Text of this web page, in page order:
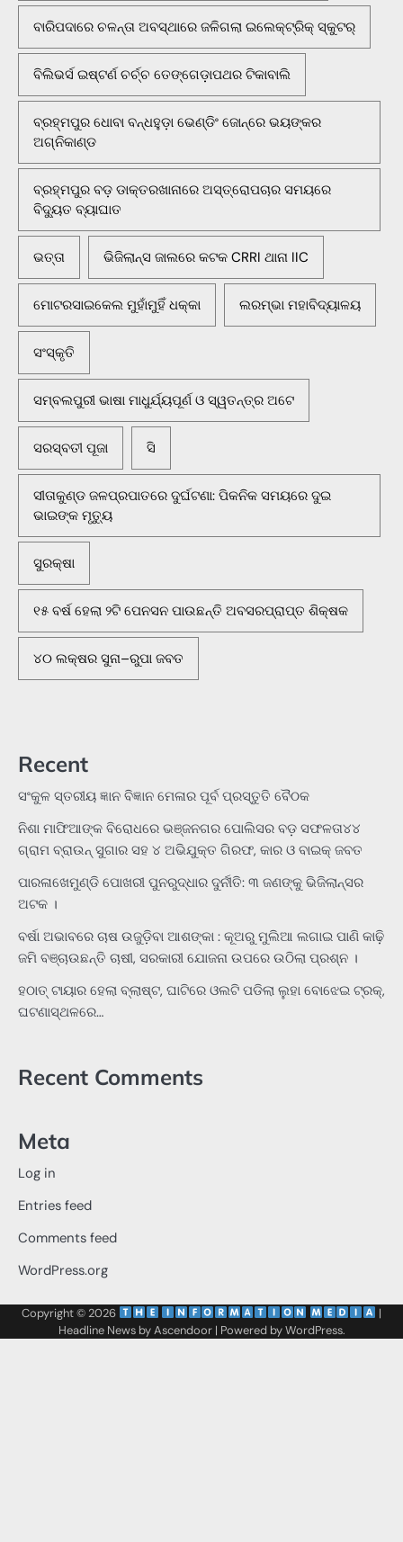
ବାରିପଦାରେ ଚଳନ୍ତା ଅବସ୍ଥାରେ ଜଳିଗଲା ଇଲେକ୍ଟ୍ରିକ୍ ସ୍କୁଟର୍
ବିଲିଭର୍ସ ଇଷ୍ଟର୍ଣ ଚର୍ଚ୍ଚ ତେଙ୍ଗେଡ଼ାପଥର ଟିକାବାଲି
ବ୍ରହ୍ମପୁର ଧୋବା ବନ୍ଧହୁଡ଼ା ଭେଣ୍ଡିଂ ଜୋନ୍‌ରେ ଭୟଙ୍କର
ଅଗ୍ନିକାଣ୍ଡ
ବ୍ରହ୍ମପୁର ବଡ଼ ଡାକ୍ତରଖାନାରେ ଅସ୍ତ୍ରୋପଚାର ସମୟରେ
ବିଦ୍ୟୁତ ବ୍ୟାଘାତ
ଭତ୍ତା ଭିଜିଲାନ୍ସ ଜାଲରେ କଟକ CRRI ଥାନା IIC
ମୋଟରସାଇକେଲ ମୁହାଁମୁହିଁ ଧକ୍କା ଲରମ୍ଭା ମହାବିଦ୍ୟାଳୟ
ସଂସ୍କୃତି
ସମ୍ବଲପୁରୀ ଭାଷା ମାଧୁର୍ଯ୍ୟପୂର୍ଣ ଓ ସ୍ୱତନ୍ତ୍ର ଅଟେ
ସରସ୍ବତୀ ପୂଜା ସି
ସୀତାକୁଣ୍ଡ ଜଳପ୍ରପାତରେ ଦୁର୍ଘଟଣା: ପିକନିକ ସମୟରେ ଦୁଇ
ଭାଇଙ୍କ ମୃତ୍ୟୁ
ସୁରକ୍ଷା
୧୫ ବର୍ଷ ହେଲା ୨ଟି ପେନସନ ପାଉଛନ୍ତି ଅବସରପ୍ରାପ୍ତ ଶିକ୍ଷକ
୪୦ ଲକ୍ଷର ସୁନା–ରୁପା ଜବତ
Recent
ସଂକୁଳ ସ୍ତରୀୟ ଜ୍ଞାନ ବିଜ୍ଞାନ ମେଳାର ପୂର୍ବ ପ୍ରସ୍ତୁତି ବୈଠକ
ନିଶା ମାଫିଆଙ୍କ ବିରୋଧରେ ଭଞ୍ଜନଗର ପୋଲିସର ବଡ଼ ସଫଳତା୪୪
ଗ୍ରାମ ବ୍ରାଉନ୍ ସୁଗାର ସହ ୪ ଅଭିଯୁକ୍ତ ଗିରଫ, କାର ଓ ବାଇକ୍ ଜବତ
ପାରଳାଖେମୁଣ୍ଡି ପୋଖରୀ ପୁନରୁଦ୍ଧାର ଦୁର୍ନୀତି: ୩ ଜଣଙ୍କୁ ଭିଜିଲାନ୍ସର
ଅଟକ ।
ବର୍ଷା ଅଭାବରେ ଚାଷ ଉଜୁଡ଼ିବା ଆଶଙ୍କା : କୂଅରୁ ମୁଲିଆ ଲଗାଇ ପାଣି କାଢ଼ି
ଜମି ବଞ୍ଚାଉଛନ୍ତି ଚାଷୀ, ସରକାରୀ ଯୋଜନା ଉପରେ ଉଠିଲା ପ୍ରଶ୍ନ ।
ହଠାତ୍‌ ଟାୟାର ହେଲା ବ୍ଲାଷ୍ଟ, ଘାଟିରେ ଓଲଟି ପଡିଲା ଲୁହା ବୋଝେଇ ଟ୍ରକ୍‌,
ଘଟଣାସ୍ଥଳରେ…
Recent Comments
Meta
Log in
Entries feed
Comments feed
WordPress.org
Copyright © 2026
|
Headline News byAscendoor| Powered byWordPress.